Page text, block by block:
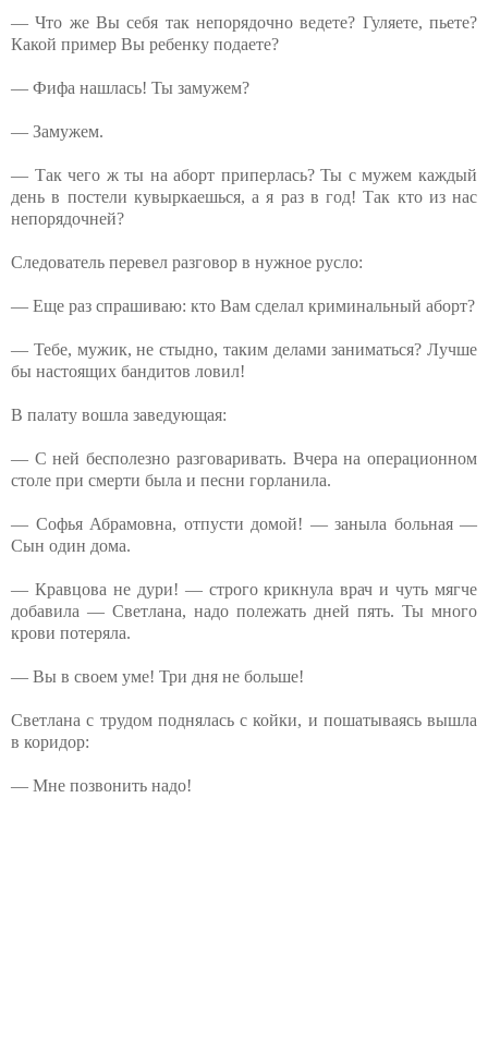
— Что же Вы себя так непорядочно ведете? Гуляете, пьете?
Какой пример Вы ребенку подаете?
— Фифа нашлась! Ты замужем?
— Замужем.
— Так чего ж ты на аборт приперлась? Ты с мужем каждый
день в постели кувыркаешься, а я раз в год! Так кто из нас
непорядочней?
Следователь перевел разговор в нужное русло:
— Еще раз спрашиваю: кто Вам сделал криминальный аборт?
— Тебе, мужик, не стыдно, таким делами заниматься? Лучше
бы настоящих бандитов ловил!
В палату вошла заведующая:
— С ней бесполезно разговаривать. Вчера на операционном
столе при смерти была и песни горланила.
— Софья Абрамовна, отпусти домой! — заныла больная —
Сын один дома.
— Кравцова не дури! — строго крикнула врач и чуть мягче
добавила — Светлана, надо полежать дней пять. Ты много
крови потеряла.
— Вы в своем уме! Три дня не больше!
Светлана с трудом поднялась с койки, и пошатываясь вышла
в коридор:
— Мне позвонить надо!